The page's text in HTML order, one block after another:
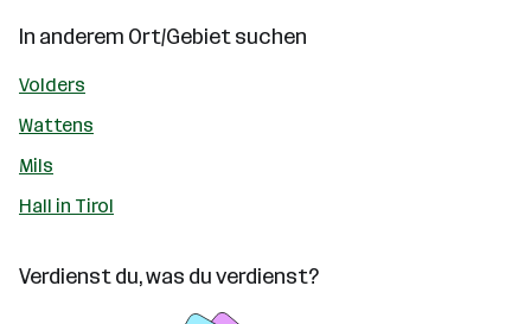
In anderem Ort/Gebiet suchen
Volders
Wattens
Mils
Hall in Tirol
Verdienst du, was du verdienst?